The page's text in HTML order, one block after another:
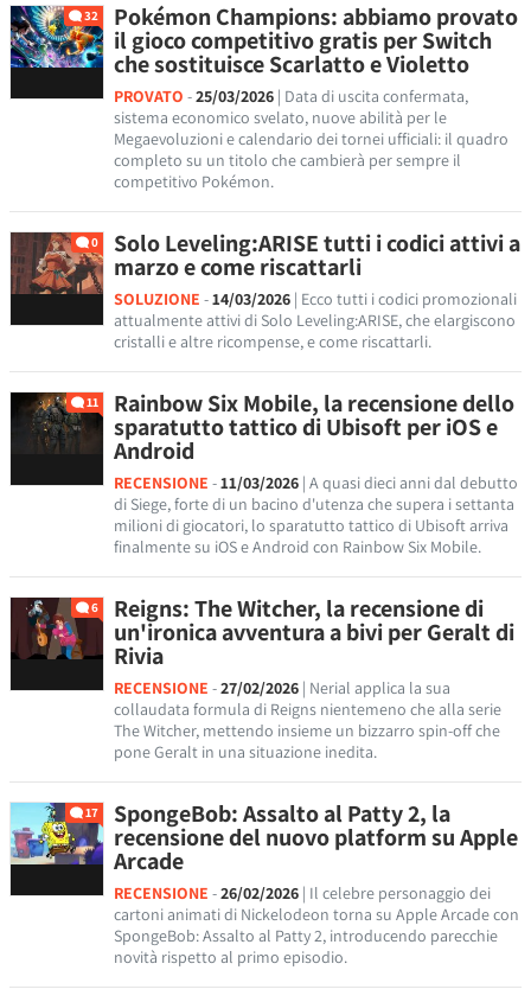
32 Pokémon Champions: abbiamo provato
il gioco competitivo gratis per Switch
che sostituisce Scarlatto e Violetto
PROVATO -25/03/2026 | Data di uscita confermata,
sistema economico svelato, nuove abilità per le
Megaevoluzioni e calendario dei tornei ufficiali: il quadro
completo su un titolo che cambierà per sempre il
competitivo Pokémon.
0 Solo Leveling:ARISE tutti i codici attivi a
marzo e come riscattarli
SOLUZIONE -14/03/2026 | Ecco tutti i codici promozionali
attualmente attivi di Solo Leveling:ARISE, che elargiscono
cristalli e altre ricompense, e come riscattarli.
11 Rainbow Six Mobile, la recensione dello
sparatutto tattico di Ubisoft per iOS e
Android
RECENSIONE -11/03/2026 | A quasi dieci anni dal debutto
di Siege, forte di un bacino d'utenza che supera i settanta
milioni di giocatori, lo sparatutto tattico di Ubisoft arriva
finalmente su iOS e Android con Rainbow Six Mobile.
6 Reigns: The Witcher, la recensione di
un'ironica avventura a bivi per Geralt di
Rivia
RECENSIONE -27/02/2026 | Nerial applica la sua
collaudata formula di Reigns nientemeno che alla serie
The Witcher, mettendo insieme un bizzarro spin-off che
pone Geralt in una situazione inedita.
17 SpongeBob: Assalto al Patty 2, la
recensione del nuovo platform su Apple
Arcade
RECENSIONE -26/02/2026 | Il celebre personaggio dei
cartoni animati di Nickelodeon torna su Apple Arcade con
SpongeBob: Assalto al Patty 2, introducendo parecchie
novità rispetto al primo episodio.